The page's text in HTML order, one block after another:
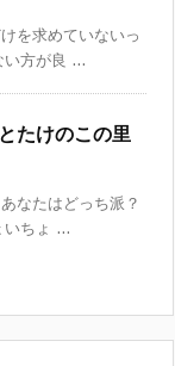
を求めていないっ
い方が良 ...
たけのこの里
なたはどっち派？
いちょ ...